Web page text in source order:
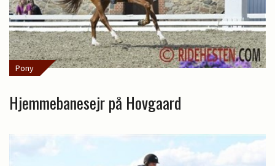
Pony
Hjemmebanesejr på Hovgaard